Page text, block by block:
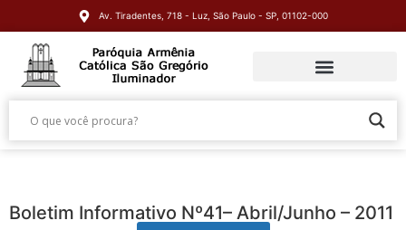
Av. Tiradentes, 718 - Luz, São Paulo - SP, 01102-000
Boletim Informativo Nº41– Abril/Junho – 2011